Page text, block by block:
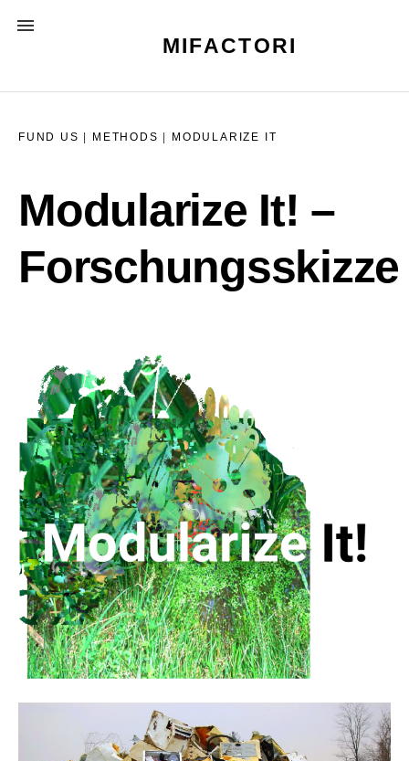
MENU
MIFACTORI
FUND US METHODS MODULARIZE IT
Modularize It! –
Forschungsskizze